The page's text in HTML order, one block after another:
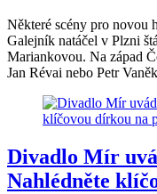
Některé scény pro novou
Galejník natáčel v Plzni
Mariankovou. Na západ
Jan Révai nebo Petr
Divadlo Mír
Nahlédněte